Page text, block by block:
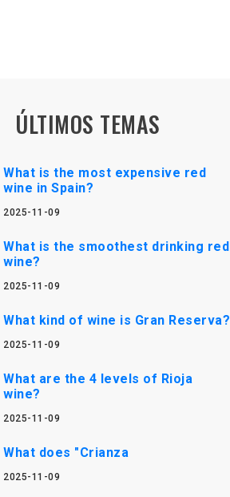
ÚLTIMOS TEMAS
What is the most expensive red
wine in Spain?
2025-11-09
What is the smoothest drinking red
wine?
2025-11-09
What kind of wine is Gran Reserva?
2025-11-09
What are the 4 levels of Rioja
wine?
2025-11-09
What does "Crianza
2025-11-09